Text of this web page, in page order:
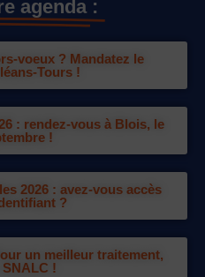
agenda :
voeux ? Mandatez le
Tours !
: rendez-vous à Blois, le
!
2026 : avez-vous accès
?
un meilleur traitement,
!